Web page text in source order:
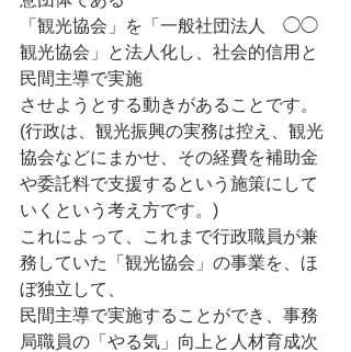
「観光協会」を「一般社団法人　◯◯
観光協会」と法人化し、社会的信用と
民間主導で実施
させようとする動きがあることです。
(行政は、観光振興の実務は控え、観光
協会などにまかせ、その経費を補助金
や委託料で支援するという施策にして
いくという考え方です。)
これによって、これまで行政職員が兼
務していた「観光協会」の事業を、ほ
ぼ独立して、
民間主導で実施することができ、事務
局職員の「やる気」向上と人材育成次